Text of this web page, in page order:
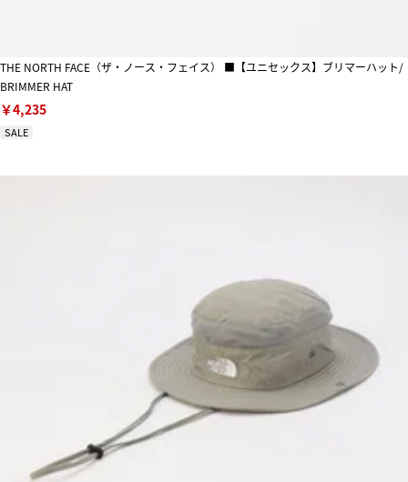
THE NORTH FACE（ザ・ノース・フェイス） ■【ユニセックス】ブリマーハット/
BRIMMER HAT
￥4,235
SALE